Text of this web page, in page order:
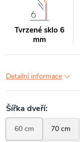
Tvrzené sklo 6
mm
Detailní informace